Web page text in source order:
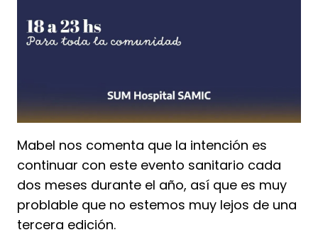
Mabel nos comenta que la intención es
continuar con este evento sanitario cada
dos meses durante el año, así que es muy
problable que no estemos muy lejos de una
tercera edición.